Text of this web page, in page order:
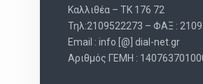
Καλλιθέα – ΤΚ 176 72
Τηλ:2109522273 – ΦΑΞ :
Email : info [@] dial-net.gr
Aριθμός ΓΕΜΗ :